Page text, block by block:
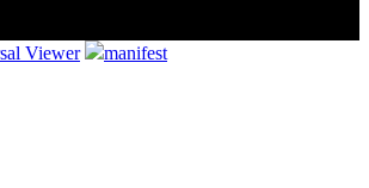
Viewer manifest